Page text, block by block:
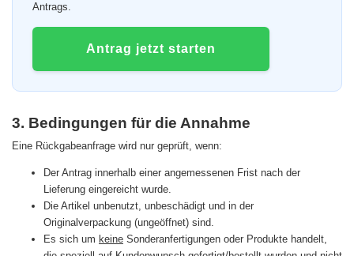
Antrags.
Antrag jetzt starten
3. Bedingungen für die Annahme
Eine Rückgabeanfrage wird nur geprüft, wenn:
Der Antrag innerhalb einer angemessenen Frist nach der
Lieferung eingereicht wurde.
Die Artikel unbenutzt, unbeschädigt und in der
Originalverpackung (ungeöffnet) sind.
Es sich um keine Sonderanfertigungen oder Produkte handelt,